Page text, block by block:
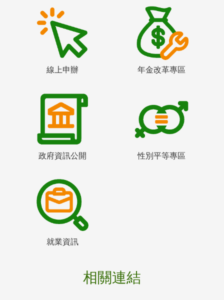
線上申辦 年金改革專區
政府資訊公開 性別平等專區
就業資訊
相關連結